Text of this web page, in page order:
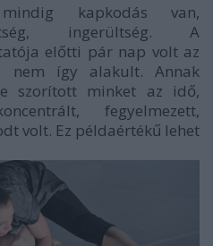
kapkodás van,
ingerültség. A
előtti pár nap volt az
nem így alakult. Annak
szorított minket az idő,
fegyelmezett,
volt. Ez példaértékű lehet